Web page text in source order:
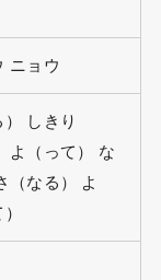
ニョウ
） しきり
よ（って） な
（なる） よ